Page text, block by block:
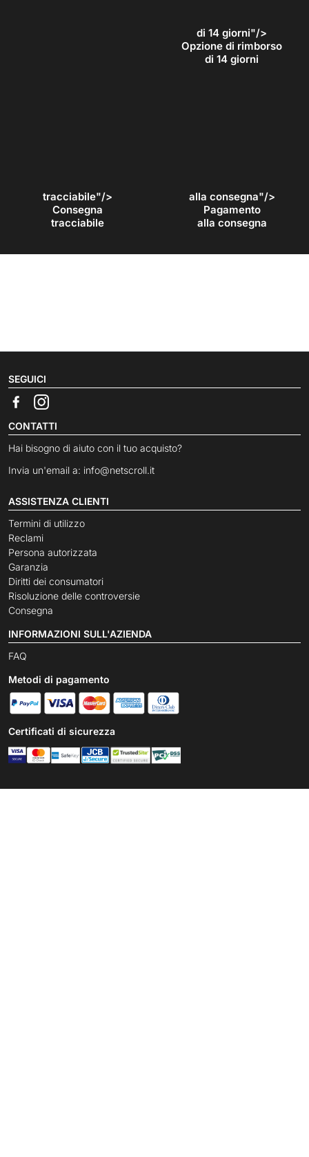
di 14 giorni"/>
Opzione di rimborso
di 14 giorni
tracciabile"/>
Consegna
tracciabile
alla consegna"/>
Pagamento
alla consegna
SEGUICI
CONTATTI
Hai bisogno di aiuto con il tuo acquisto?
Invia un'email a: info@netscroll.it
ASSISTENZA CLIENTI
Termini di utilizzo
Reclami
Persona autorizzata
Garanzia
Diritti dei consumatori
Risoluzione delle controversie
Consegna
INFORMAZIONI SULL'AZIENDA
FAQ
Metodi di pagamento
Certificati di sicurezza